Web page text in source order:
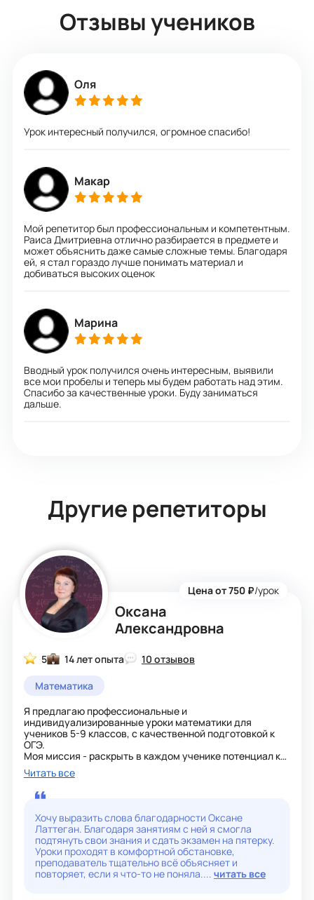
Отзывы учеников
Оля
Урок интересный получился, огромное спасибо!
Макар
Мой репетитор был профессиональным и компетентным.
Раиса Дмитриевна отлично разбирается в предмете и
может объяснить даже самые сложные темы. Благодаря
ей, я стал гораздо лучше понимать материал и
добиваться высоких оценок
Марина
Вводный урок получился очень интересным, выявили
все мои пробелы и теперь мы будем работать над этим.
Спасибо за качественные уроки. Буду заниматься
дальше.
Другие репетиторы
Оксана
Александровна
Цена от 750 ₽/урок
5 14 лет опыта
10 отзывов
Математика
Я предлагаю профессиональные и
индивидуализированные уроки математики для
учеников 5-9 классов, с качественной подготовкой к
ОГЭ.
Моя миссия - раскрыть в каждом ученике потенциал к
освоению математических чудес.
Применяю различные методы работы, учитываю
индивидуальные особенности учащихся, делаю упор
на повышение уровня качества знаний. Работаю на
результат - чтобы ученики поняли и усвоили. С
удовольствием провожу занятия , в каждом ученике
вижу личность, помогаю понять и полюбить
математику.
Читать все
Хочу выразить слова благодарности Оксане
Латтеган. Благодаря занятиям с ней я смогла
подтянуть свои знания и сдать экзамен на пятерку.
Уроки проходят в комфортной обстановке,
преподаватель тщательно всё объясняет и
повторяет, если я что-то не поняла.... читать все